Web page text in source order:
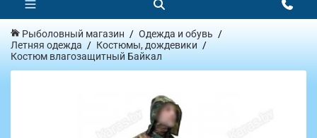
Рыболовный магазин
Одежда и обувь
Летняя одежда
Костюмы, дождевики
Костюм влагозащитный Байкал